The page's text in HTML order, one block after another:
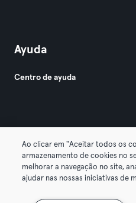
Ayuda
Centro de ayuda
© 2026 Urban Sports Group
Términos y condiciones
Rescindir contratos aquí
Ao clicar em "Aceitar todos os
armazenamento de cookies no
melhorar a navegação no site,
ajudar nas nossas iniciativas de